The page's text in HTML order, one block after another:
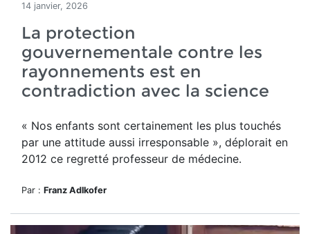
14 janvier, 2026
La protection
gouvernementale contre les
rayonnements est en
contradiction avec la science
« Nos enfants sont certainement les plus touchés
par une attitude aussi irresponsable », déplorait en
2012 ce regretté professeur de médecine.
Par : Franz Adlkofer